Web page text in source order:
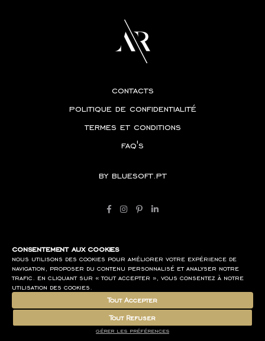
contacts
politique de confidentialité
termes et conditions
faq's
by bluesoft.pt
consentement aux cookies
nous utilisons des cookies pour améliorer votre expérience de
navigation, proposer du contenu personnalisé et analyser notre
trafic. en cliquant sur « tout accepter », vous consentez à notre
utilisation des cookies.
gérer les préférences
Tout Refuser
Tout Accepter